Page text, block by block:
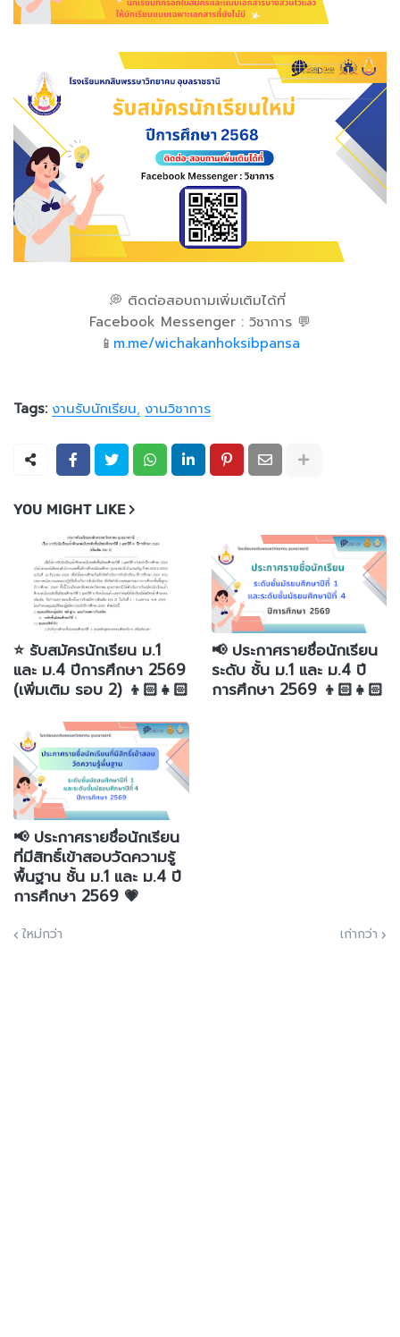
💭 ติดต่อสอบถามเพิ่มเติมได้ที่
Facebook Messenger : วิชาการ 💬
📱 m.me/wichakanhoksibpansa
Tags: งานรับนักเรียน งานวิชาการ
YOU MIGHT LIKE
⭐️ รับสมัครนักเรียน ม.1
และ ม.4 ปีการศึกษา 2569
(เพิ่มเติม รอบ 2) 👦🏻👧🏻
📢 ประกาศรายชื่อนักเรียน
ระดับ ชั้น ม.1 และ ม.4 ปี
การศึกษา 2569 👦🏻👧🏻
📢 ประกาศรายชื่อนักเรียน
ที่มีสิทธิ์เข้าสอบวัดความรู้
พื้นฐาน ชั้น ม.1 และ ม.4 ปี
การศึกษา 2569 💗
ใหม่กว่า เก่ากว่า